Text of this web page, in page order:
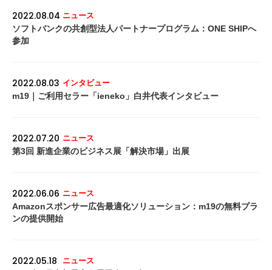
2022.08.04 ニュース
ソフトバンクの共創型法人パートナープログラム：ONE SHIPへ
参加
2022.08.03 インタビュー
m19｜ご利用セラー「ieneko」白井代表インタビュー
2022.07.20 ニュース
第3回 新進企業のビジネス展「解決市場」出展
2022.06.06 ニュース
Amazonスポンサー広告最適化ソリューション：m19の無料プラ
ンの提供開始
2022.05.18 ニュース